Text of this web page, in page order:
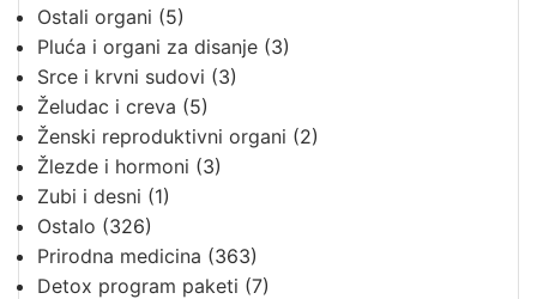
Ostali organi (5)
Pluća i organi za disanje (3)
Srce i krvni sudovi (3)
Želudac i creva (5)
Ženski reproduktivni organi (2)
Žlezde i hormoni (3)
Zubi i desni (1)
Ostalo (326)
Prirodna medicina (363)
Detox program paketi (7)